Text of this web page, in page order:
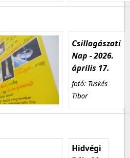
Csillagászati
Nap - 2026.
április 17.
fotó: Tüskés
Tibor
Hidvégi